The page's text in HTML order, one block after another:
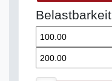
Belastbarkeit